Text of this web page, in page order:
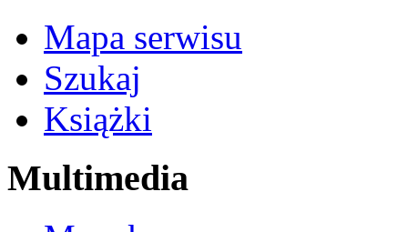
Mapa serwisu
Szukaj
Książki
Multimedia